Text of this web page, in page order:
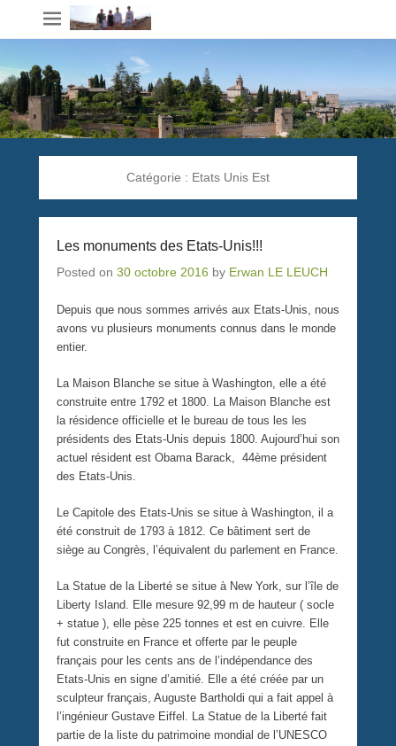
Catégorie : Etats Unis Est
Les monuments des Etats-Unis!!!
Posted on 30 octobre 2016 by Erwan LE LEUCH
Depuis que nous sommes arrivés aux Etats-Unis, nous
avons vu plusieurs monuments connus dans le monde
entier.
La Maison Blanche se situe à Washington, elle a été
construite entre 1792 et 1800. La Maison Blanche est
la résidence officielle et le bureau de tous les les
présidents des Etats-Unis depuis 1800. Aujourd’hui son
actuel résident est Obama Barack, 44ème président
des Etats-Unis.
Le Capitole des Etats-Unis se situe à Washington, il a
été construit de 1793 à 1812. Ce bâtiment sert de
siège au Congrès, l’équivalent du parlement en France.
La Statue de la Liberté se situe à New York, sur l’île de
Liberty Island. Elle mesure 92,99 m de hauteur ( socle
+ statue ), elle pèse 225 tonnes et est en cuivre. Elle
fut construite en France et offerte par le peuple
français pour les cents ans de l’indépendance des
Etats-Unis en signe d’amitié. Elle a été créée par un
sculpteur français, Auguste Bartholdi qui a fait appel à
l’ingénieur Gustave Eiffel. La Statue de la Liberté fait
partie de la liste du patrimoine mondial de l’UNESCO